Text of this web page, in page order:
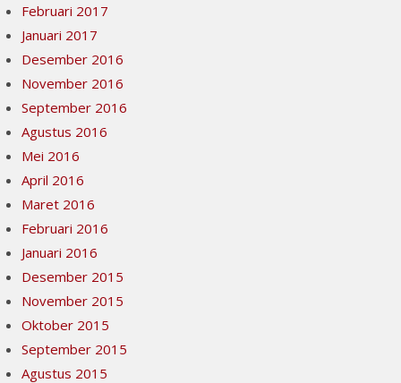
Februari 2017
Januari 2017
Desember 2016
November 2016
September 2016
Agustus 2016
Mei 2016
April 2016
Maret 2016
Februari 2016
Januari 2016
Desember 2015
November 2015
Oktober 2015
September 2015
Agustus 2015